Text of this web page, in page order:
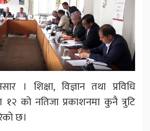
। शिक्षा, विज्ञान तथा प्रविधि
१२ को नतिजा प्रकाशनमा कुनै त्रुटि
छ।